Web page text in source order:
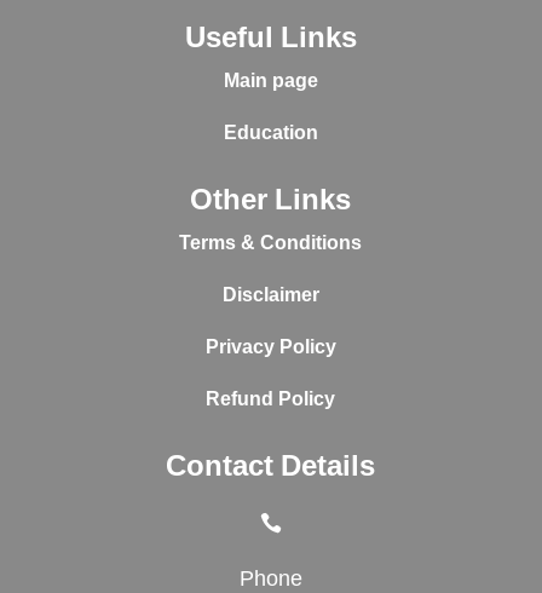
Useful Links
Main page
Education
Other Links
Terms & Conditions
Disclaimer
Privacy Policy
Refund Policy
Contact Details

Phone